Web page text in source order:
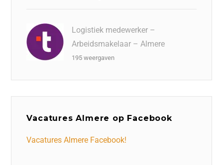
Logistiek medewerker –
Arbeidsmakelaar – Almere
195 weergaven
Vacatures Almere op Facebook
Vacatures Almere Facebook!